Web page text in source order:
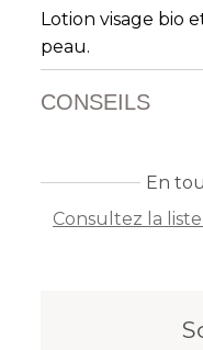
Lotion visage bio
peau.
CONSEILS
En
Consultez la